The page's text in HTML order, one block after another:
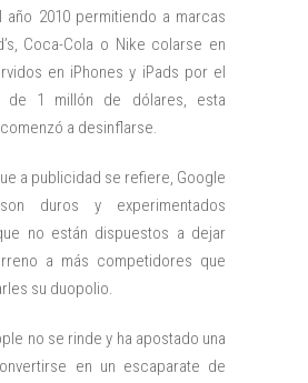
año 2010 permitiendo a marcas
Coca-Cola o Nike colarse en
en iPhones y iPads por el
de 1 millón de dólares, esta
a desinflarse.
a publicidad se refiere, Google
duros y experimentados
no están dispuestos a dejar
a más competidores que
su duopolio.
no se rinde y ha apostado una
en un escaparate de